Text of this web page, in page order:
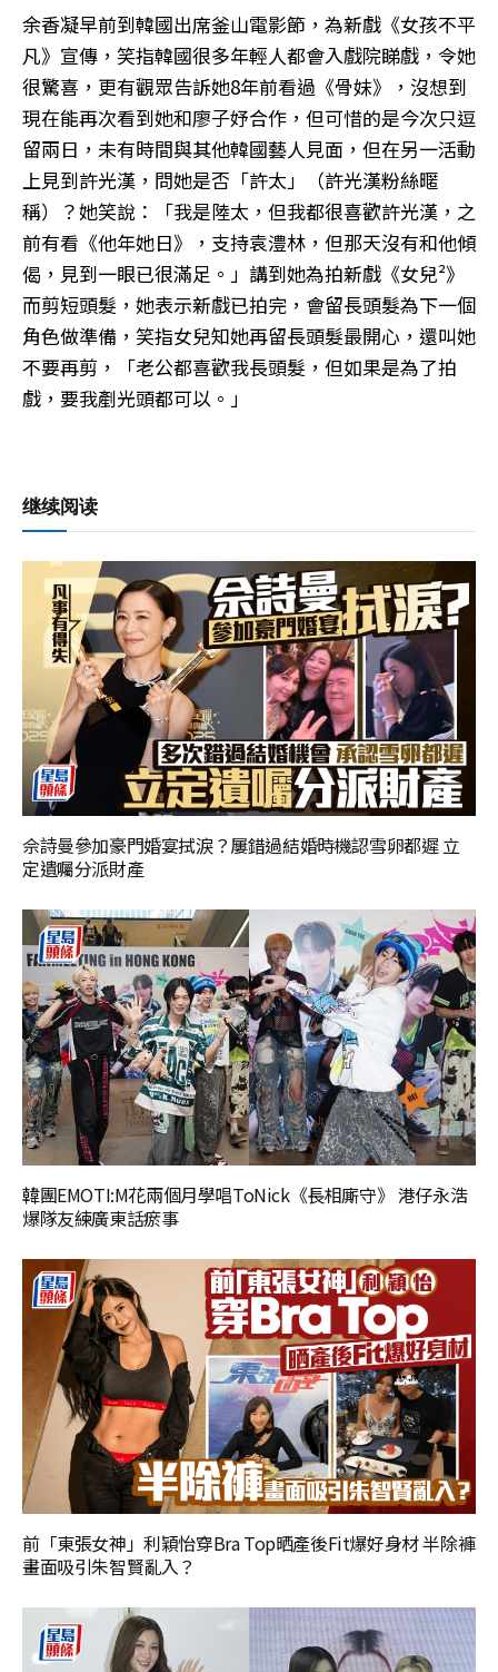
余香凝早前到韓國出席釜山電影節，為新戲《女孩不平
凡》宣傳，笑指韓國很多年輕人都會入戲院睇戲，令她
很驚喜，更有觀眾告訴她8年前看過《骨妹》，沒想到
現在能再次看到她和廖子妤合作，但可惜的是今次只逗
留兩日，未有時間與其他韓國藝人見面，但在另一活動
上見到許光漢，問她是否「許太」（許光漢粉絲暱
稱）？她笑說：「我是陸太，但我都很喜歡許光漢，之
前有看《他年她日》，支持袁澧林，但那天沒有和他傾
偈，見到一眼已很滿足。」講到她為拍新戲《女兒²》
而剪短頭髮，她表示新戲已拍完，會留長頭髮為下一個
角色做準備，笑指女兒知她再留長頭髮最開心，還叫她
不要再剪，「老公都喜歡我長頭髮，但如果是為了拍
戲，要我剷光頭都可以。」
继续阅读
佘詩曼參加豪門婚宴拭淚？屢錯過結婚時機認雪卵都遲 立
定遺囑分派財產
韓團EMOTI:M花兩個月學唱ToNick《長相廝守》 港仔永浩
爆隊友練廣東話瘀事
前「東張女神」利穎怡穿Bra Top晒產後Fit爆好身材 半除褲
畫面吸引朱智賢亂入？